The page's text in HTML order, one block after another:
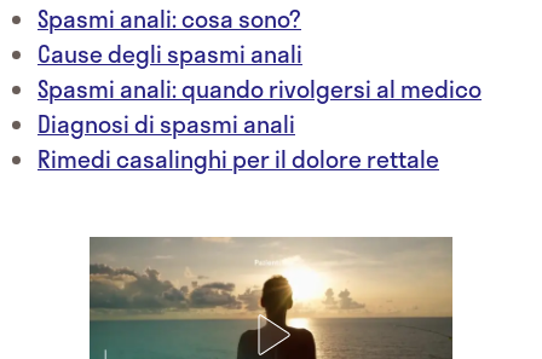
Spasmi anali: cosa sono?
Cause degli spasmi anali
Spasmi anali: quando rivolgersi al medico
Diagnosi di spasmi anali
Rimedi casalinghi per il dolore rettale